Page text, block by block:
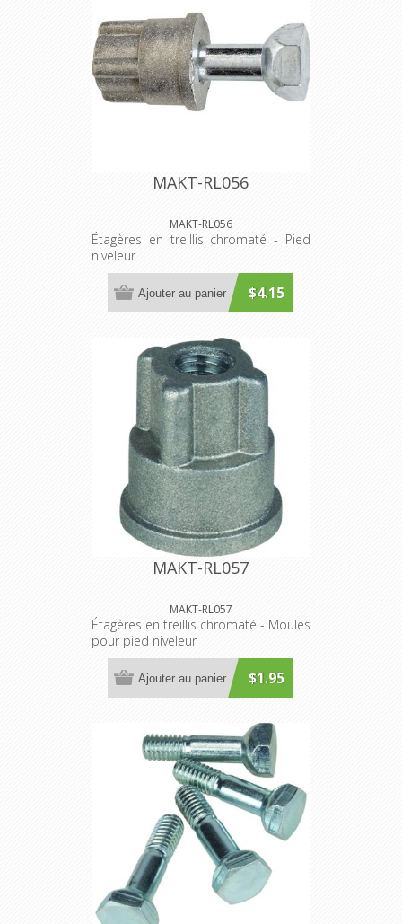
MAKT-RL056
MAKT-RL056
Étagères en treillis chromaté - Pied
niveleur
$4.15
Ajouter au panier
MAKT-RL057
MAKT-RL057
Étagères en treillis chromaté - Moules
pour pied niveleur
$1.95
Ajouter au panier